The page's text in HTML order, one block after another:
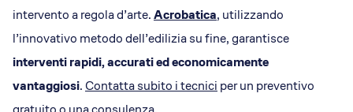
intervento a regola d’arte.Acrobatica, utilizzando
l’innovativo metodo dell’edilizia su fine, garantisce
interventi rapidi, accurati ed economicamente
vantaggiosi.Contatta subito i tecnici per un preventivo